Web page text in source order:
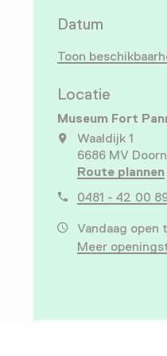
Datum
Toon
Locatie
Museum Fort
Waaldijk 1
6686 MV
Route plannen
0481 - 42 00
Vandaag open
Meer